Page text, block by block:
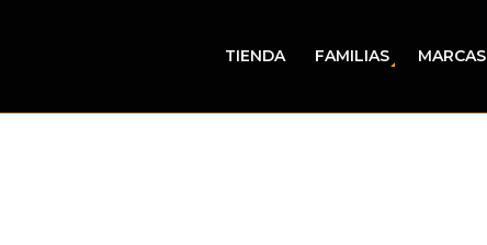
TIENDA FAMILIAS MARCAS